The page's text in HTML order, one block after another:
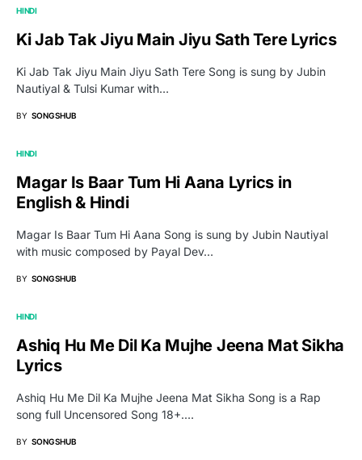
HINDI
Ki Jab Tak Jiyu Main Jiyu Sath Tere Lyrics
Ki Jab Tak Jiyu Main Jiyu Sath Tere Song is sung by Jubin
Nautiyal & Tulsi Kumar with…
BY SONGSHUB
HINDI
Magar Is Baar Tum Hi Aana Lyrics in
English & Hindi
Magar Is Baar Tum Hi Aana Song is sung by Jubin Nautiyal
with music composed by Payal Dev…
BY SONGSHUB
HINDI
Ashiq Hu Me Dil Ka Mujhe Jeena Mat Sikha
Lyrics
Ashiq Hu Me Dil Ka Mujhe Jeena Mat Sikha Song is a Rap
song full Uncensored Song 18+.…
BY SONGSHUB